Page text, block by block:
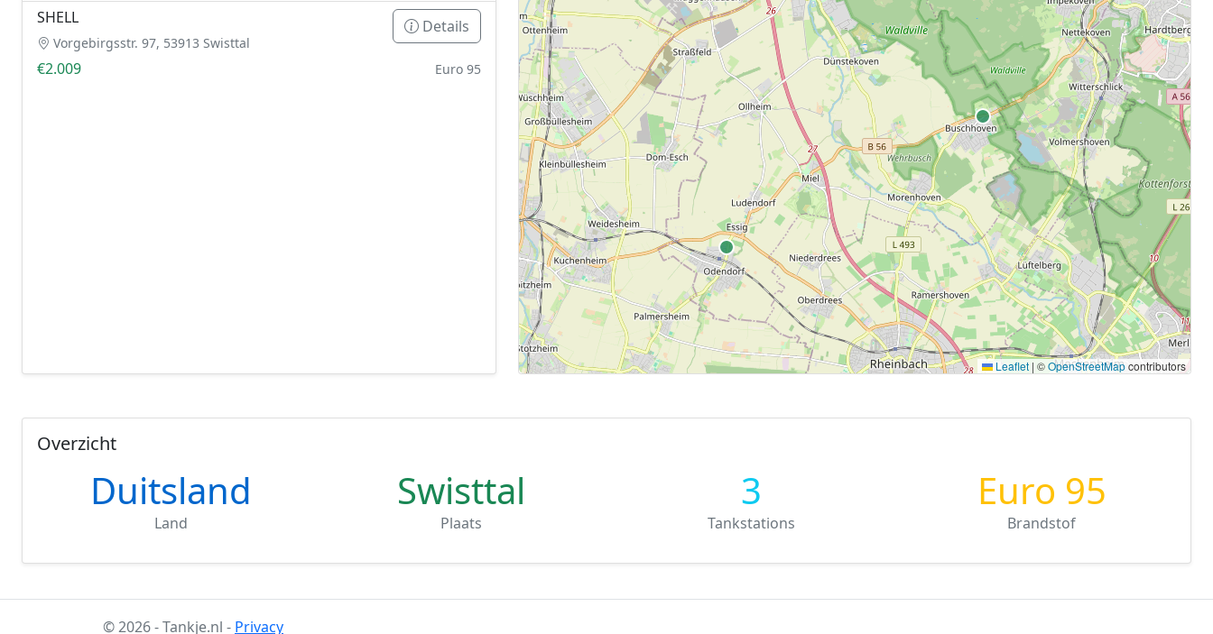
Leaflet | ©OpenStreetMapcontributors
SHELL
Vorgebirgsstr. 97, 53913 Swisttal
Details
€2.009 Euro 95
Overzicht
Duitsland
Land
Swisttal
Plaats
3
Tankstations
Euro 95
Brandstof
© 2026 - Tankje.nl - Privacy